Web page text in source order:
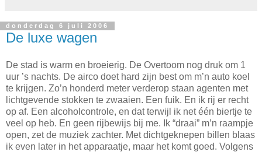
donderdag 6 juli 2006
De luxe wagen
De stad is warm en broeierig. De Overtoom nog druk om 1
uur ’s nachts. De airco doet hard zijn best om m’n auto koel
te krijgen. Zo’n honderd meter verderop staan agenten met
lichtgevende stokken te zwaaien. Een fuik. En ik rij er recht
op af. Een alcoholcontrole, en dat terwijl ik net één biertje te
veel op heb. En geen rijbewijs bij me. Ik “draai” m’n raampje
open, zet de muziek zachter. Met dichtgeknepen billen blaas
ik even later in het apparaatje, maar het komt goed. Volgens